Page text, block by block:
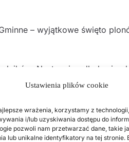
Ustawienia plików cookie
wrażenia, korzystamy z
i/lub uzyskiwania dostępu do
pozwoli nam przetwarzać dane, takie
lub unikalne identyfikatory na tej stronie.
– wyjątkowe święto
Następnie odbyły się
Publicznego w Woli
Konopnickiej, Kulturka
prowadzona przez DJ MK.
konkurs kulinarny „Tradycja